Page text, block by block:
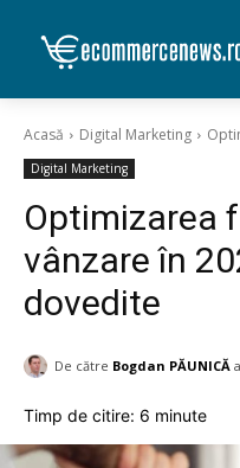
Acasă Digital Marketing
Digital Marketing
Optimizarea
vânzare în
dovedite
De către Bogdan PĂUNICĂ
Timp de citire: 6 minute